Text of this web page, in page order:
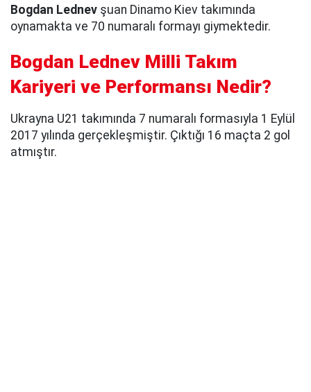
Bogdan Lednev şuan Dinamo Kiev takımında
oynamakta ve 70 numaralı formayı giymektedir.
Bogdan Lednev Milli Takım
Kariyeri ve Performansı Nedir?
Ukrayna U21 takımında 7 numaralı formasıyla 1 Eylül
2017 yılında gerçekleşmiştir. Çıktığı 16 maçta 2 gol
atmıştır.